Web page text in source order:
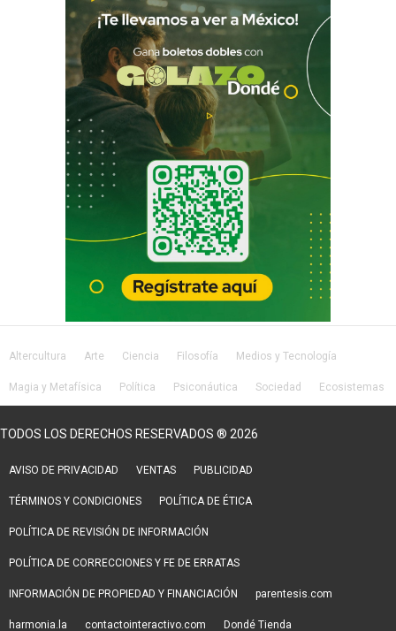
Altercultura Arte Ciencia Filosofía Medios y Tecnología
Magia y Metafísica Política Psiconáutica Sociedad Ecosistemas
TODOS LOS DERECHOS RESERVADOS ® 2026
AVISO DE PRIVACIDAD VENTAS PUBLICIDAD
TÉRMINOS Y CONDICIONES POLÍTICA DE ÉTICA
POLÍTICA DE REVISIÓN DE INFORMACIÓN
POLÍTICA DE CORRECCIONES Y FE DE ERRATAS
INFORMACIÓN DE PROPIEDAD Y FINANCIACIÓN parentesis.com
harmonia.la contactointeractivo.com Dondé Tienda